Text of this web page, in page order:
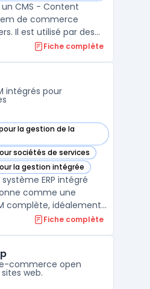
CMS - Content
de commerce
Il est utilisé par des
en ligne pour créer
n'importe quoi en
aux ...
Fiche complète
intégrés pour
la gestion de la
catégorie
sociétés de services
catégorie
la gestion intégrée
catégorie
ERP intégré
comme une
complète, idéalement
des petites et
open
inégalée, p ...
Fiche complète
commerce open
web.